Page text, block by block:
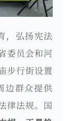
，弘扬宪法
委员会和河
步行街设置
边群众提供
律法规。国